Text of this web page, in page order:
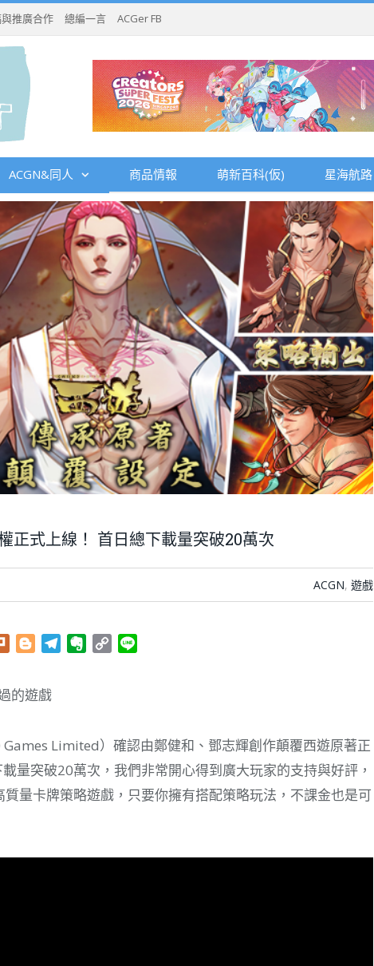
推廣合作 總編一言 ACGer FB
ACGN&同人 商品情報 萌新百科(仮) 星海航路
正式上線！ 首日總下載量突破20萬次
ACGN, 遊戲
Plurk BloggerTelegramEvernote
Copy
的遊戲
Games Limited）確認由鄭健和、鄧志輝創作顛覆西遊原著正
量突破20萬次，我們非常開心得到廣大玩家的支持與好評，
量卡牌策略遊戲，只要你擁有搭配策略玩法，不課金也是可